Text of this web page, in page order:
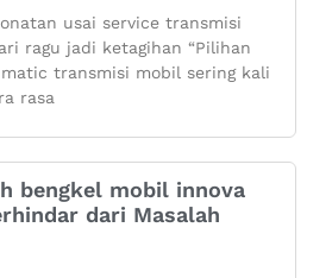
usai service transmisi
ragu jadi ketagihan “Pilihan
transmisi mobil sering kali
rasa
bengkel mobil innova
dari Masalah